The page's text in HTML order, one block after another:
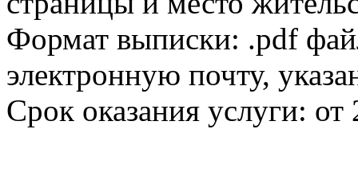
Формат выписки: .pdf
электронную почту,
Срок оказания услуги: от